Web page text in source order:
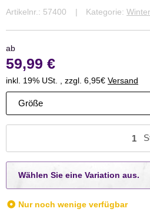
Artikelnr.: 57400 Kategorie:
ab
59,99 €
inkl. 19% USt. , zzgl. 6,95€ Versand
Größe
x
Wählen Sie eine Variation aus.
Nur noch wenige verfügbar